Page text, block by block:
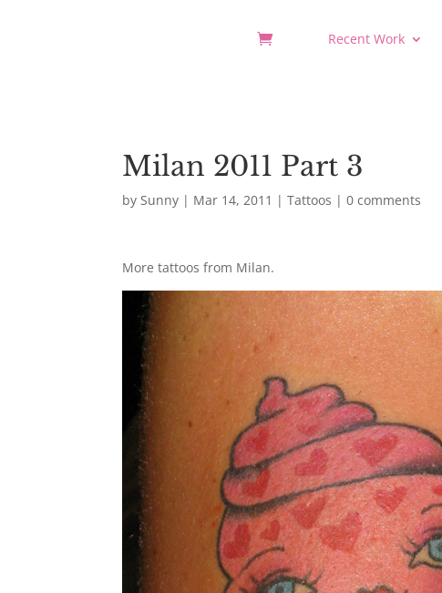
Recent Work
Milan 2011 Part 3
bySunny | Mar 14, 2011 |Tattoos |0 comments
More tattoos from Milan.